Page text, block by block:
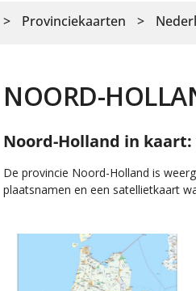
> Provinciekaarten >
NOORD-
Noord-Holland in
De provincie Noord-Holland is
plaatsnamen en een satellietkaart